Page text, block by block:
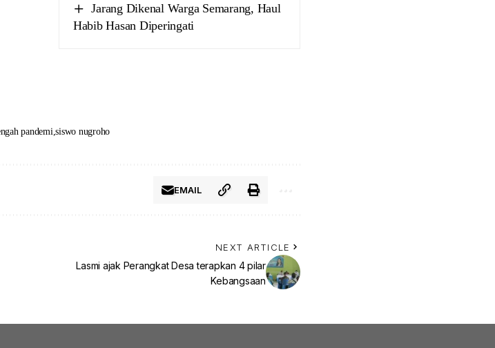
Jarang Dikenal Warga Semarang, Haul
Habib Hasan Diperingati
pandemi siswo nugroho
EMAIL
NEXT ARTICLE
Lasmi ajak Perangkat Desa terapkan 4 pilar
Kebangsaan